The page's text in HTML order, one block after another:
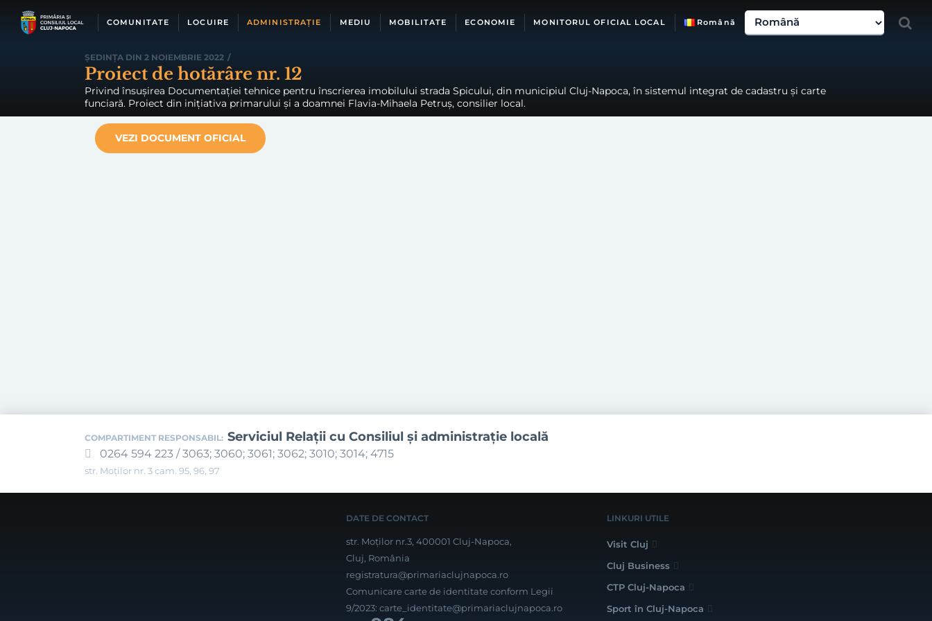
COMUNITATE LOCUIRE ADMINISTRAȚIE MEDIU MOBILITATE ECONOMIE MONITORUL OFICIAL LOCAL Română
ȘEDINȚA DIN 2 NOIEMBRIE 2022 /
Proiect de hotărâre nr. 12
Privind însușirea Documentației tehnice pentru înscrierea imobilului strada Spicului, din municipiul Cluj-Napoca, în sistemul integrat de cadastru și carte
funciară. Proiect din inițiativa primarului și a doamnei Flavia-Mihaela Petruș, consilier local.
VEZI DOCUMENT OFICIAL
COMPARTIMENT RESPONSABIL: Serviciul Relaţii cu Consiliul şi administraţie locală
0264 594 223 / 3063; 3060; 3061; 3062; 3010; 3014; 4715
str. Moților nr. 3 cam. 95, 96, 97
DATE DE CONTACT
str. Moților nr.3, 400001 Cluj-Napoca,
Cluj, România
registratura@primariaclujnapoca.ro
Comunicare carte de identitate conform Legii
9/2023: carte_identitate@primariaclujnapoca.ro
LINKURI UTILE
Visit Cluj
Cluj Business
CTP Cluj-Napoca
Sport în Cluj-Napoca